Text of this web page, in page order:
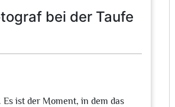
bei der Taufe
ist der Moment, in dem das